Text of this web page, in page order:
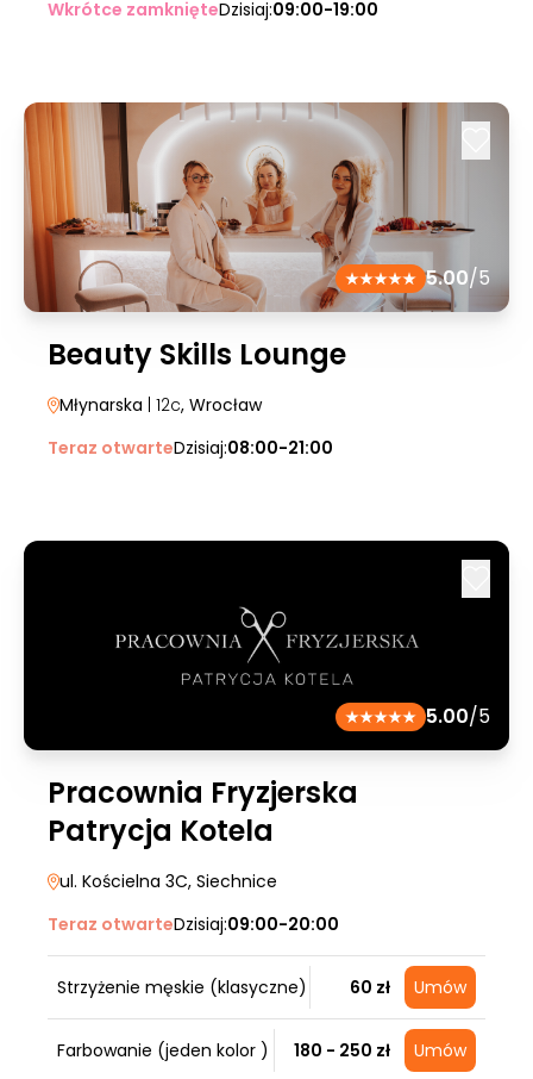
Wkrótce zamknięteDzisiaj:09:00-19:00
5.00/5
Beauty Skills Lounge
Młynarska | 12c, Wrocław
Teraz otwarteDzisiaj:08:00-21:00
5.00/5
Pracownia Fryzjerska
Patrycja Kotela
ul. Kościelna 3C, Siechnice
Teraz otwarteDzisiaj:09:00-20:00
Strzyżenie męskie (klasyczne) 60 zł Umów
Farbowanie (jeden kolor ) 180 - 250 zł Umów